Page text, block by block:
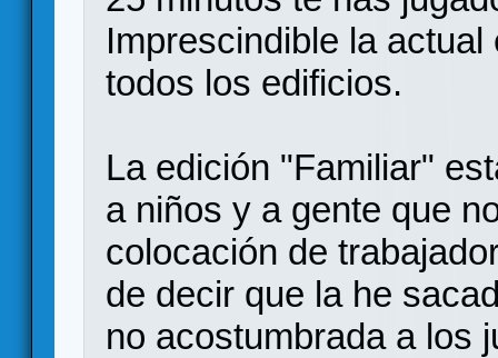
Imprescindible la
todos los edificios.
La edición "Familiar"
a niños y a gente que
colocación de
de decir que la he
no acostumbrada a los